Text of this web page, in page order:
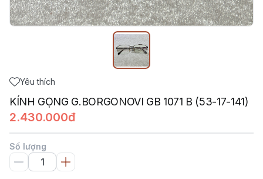
Yêu thích
KÍNH GỌNG G.BORGONOVI GB 1071 B (53-17-141)
2.430.000đ
Số lượng